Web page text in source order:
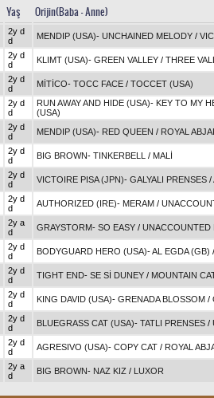
Yaş Orijin(Baba - Anne)
2y d
d
MENDIP (USA)- UNCHAINED MELODY /
2y d
d
KLIMT (USA)- GREEN VALLEY / THREE
2y d
d
MİTİCO- TOCC FACE / TOCCET (USA)
2y d
d
RUN AWAY AND HIDE (USA)- KEY TO MY
(USA)
2y d
d
MENDIP (USA)- RED QUEEN / ROYAL
2y d
d
BIG BROWN- TINKERBELL / MALİ
2y d
d
VICTOIRE PISA (JPN)- GALYALI PRENSES /
2y d
d
AUTHORIZED (IRE)- MERAM /
2y a
d
GRAYSTORM- SO EASY / UNACCOUNTED
2y d
d
BODYGUARD HERO (USA)-AL EGDA (GB)
2y d
d
TIGHT END- SE Sİ DUNEY / MOUNTAIN
2y d
d
KING DAVID (USA)- GRENADA BLOSSOM /
2y d
d
BLUEGRASS CAT (USA)- TATLI PRENSES /
2y d
d
AGRESIVO (USA)- COPY CAT / ROYAL
2y a
d
BIG BROWN- NAZ KIZ / LUXOR